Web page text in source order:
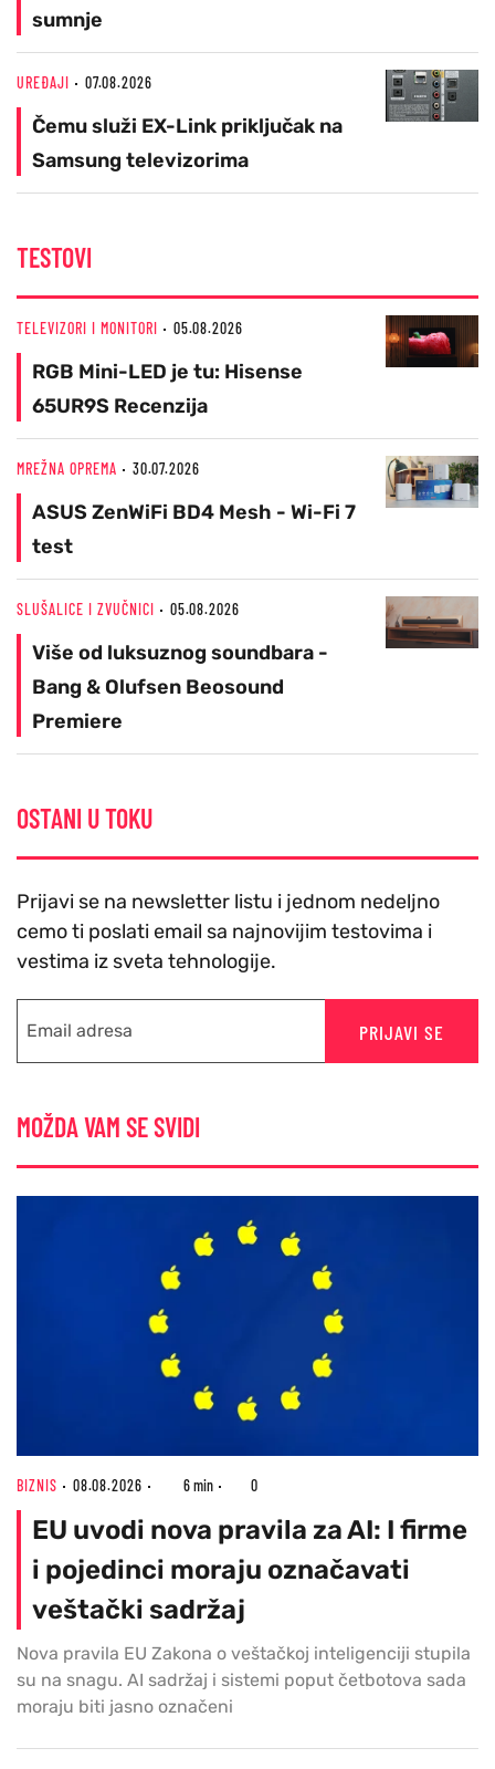
sumnje
UREĐAJI 07.08.2026
Čemu služi EX-Link priključak na
Samsung televizorima
TESTOVI
TELEVIZORI I MONITORI 05.08.2026
RGB Mini-LED je tu: Hisense
65UR9S Recenzija
MREŽNA OPREMA 30.07.2026
ASUS ZenWiFi BD4 Mesh - Wi-Fi 7
test
SLUŠALICE I ZVUČNICI 05.08.2026
Više od luksuznog soundbara -
Bang & Olufsen Beosound
Premiere
OSTANI U TOKU
Prijavi se na newsletter listu i jednom nedeljno
cemo ti poslati email sa najnovijim testovima i
vestima iz sveta tehnologije.
PRIJAVI SE
MOŽDA VAM SE SVIDI
BIZNIS 08.08.2026 6 min 0
EU uvodi nova pravila za AI: I firme
i pojedinci moraju označavati
veštački sadržaj
Nova pravila EU Zakona o veštačkoj inteligenciji stupila
su na snagu. AI sadržaj i sistemi poput četbotova sada
moraju biti jasno označeni